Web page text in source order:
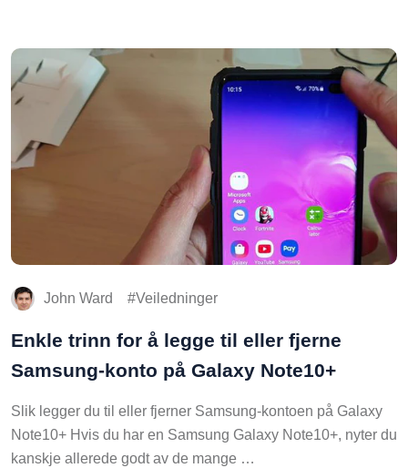
John Ward Veiledninger
Enkle trinn for å legge til eller fjerne
Samsung-konto på Galaxy Note10+
Slik legger du til eller fjerner Samsung-kontoen på Galaxy
Note10+ Hvis du har en Samsung Galaxy Note10+, nyter du
kanskje allerede godt av de mange …